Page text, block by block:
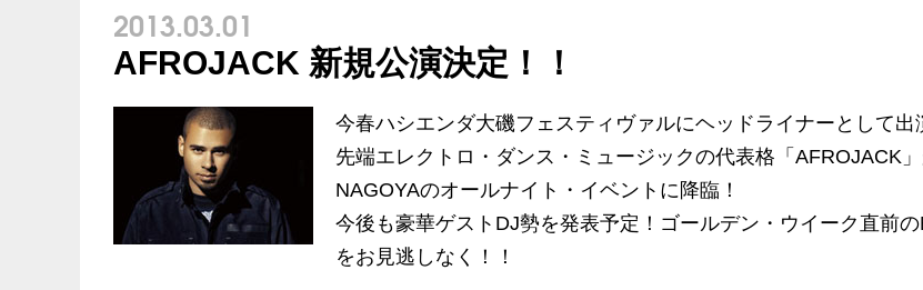
2013.03.01
AFROJACK 新規公演決定！！
今春ハシエンダ大磯フェスティヴァルにヘッドライナーとして出
先端エレクトロ・ダンス・ミュージックの代表格「AFROJACK
NAGOYAのオールナイト・イベントに降臨！
今後も豪華ゲストDJ勢を発表予定！ゴールデン・ウイーク直前
をお見逃しなく！！